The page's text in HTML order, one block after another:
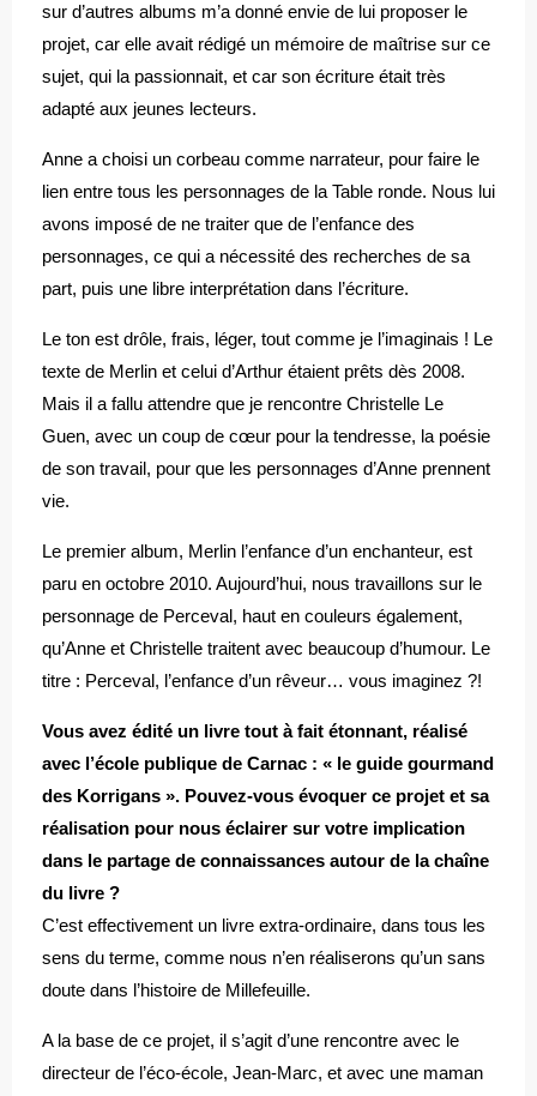
sur d’autres albums m’a donné envie de lui proposer le
projet, car elle avait rédigé un mémoire de maîtrise sur ce
sujet, qui la passionnait, et car son écriture était très
adapté aux jeunes lecteurs.
Anne a choisi un corbeau comme narrateur, pour faire le
lien entre tous les personnages de la Table ronde. Nous lui
avons imposé de ne traiter que de l’enfance des
personnages, ce qui a nécessité des recherches de sa
part, puis une libre interprétation dans l’écriture.
Le ton est drôle, frais, léger, tout comme je l’imaginais ! Le
texte de Merlin et celui d’Arthur étaient prêts dès 2008.
Mais il a fallu attendre que je rencontre Christelle Le
Guen, avec un coup de cœur pour la tendresse, la poésie
de son travail, pour que les personnages d’Anne prennent
vie.
Le premier album, Merlin l’enfance d’un enchanteur, est
paru en octobre 2010. Aujourd’hui, nous travaillons sur le
personnage de Perceval, haut en couleurs également,
qu’Anne et Christelle traitent avec beaucoup d’humour. Le
titre : Perceval, l’enfance d’un rêveur… vous imaginez ?!
Vous avez édité un livre tout à fait étonnant, réalisé
avec l’école publique de Carnac : « le guide gourmand
des Korrigans ». Pouvez-vous évoquer ce projet et sa
réalisation pour nous éclairer sur votre implication
dans le partage de connaissances autour de la chaîne
du livre ?
C’est effectivement un livre extra-ordinaire, dans tous les
sens du terme, comme nous n’en réaliserons qu’un sans
doute dans l’histoire de Millefeuille.
A la base de ce projet, il s’agit d’une rencontre avec le
directeur de l’éco-école, Jean-Marc, et avec une maman